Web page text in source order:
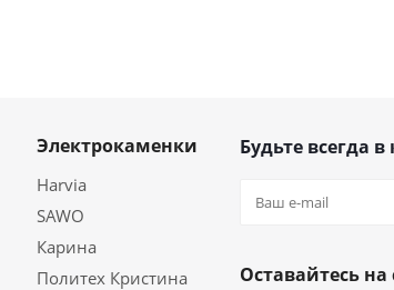
Электрокаменки
Harvia
SAWO
Карина
Политех Кристина
Будьте всегда в
Оставайтесь на